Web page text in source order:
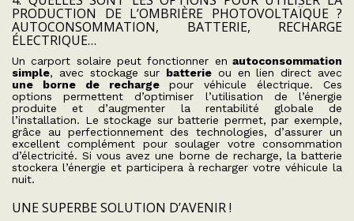
PRODUCTION DE L’OMBRIÈRE PHOTOVOLTAÏQUE ?
AUTOCONSOMMATION, BATTERIE, RECHARGE
ÉLECTRIQUE…
Un carport solaire peut fonctionner en autoconsommation
simple, avec stockage sur batterie ou en lien direct avec
une borne de rechargepour véhicule électrique. Ces
options permettent d’optimiser l’utilisation de l’énergie
produite et d’augmenter la rentabilité globale de
l’installation. Le stockage sur batterie permet, par exemple,
grâce au perfectionnement des technologies, d’assurer un
excellent complément pour soulager votre consommation
d’électricité. Si vous avez une borne de recharge, la batterie
stockera l’énergie et participera à recharger votre véhicule la
nuit.
UNE SUPERBE SOLUTION D’AVENIR !